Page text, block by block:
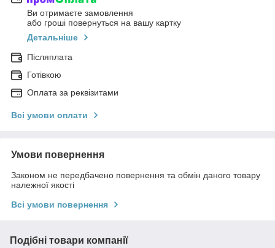
Ви отримаєте замовлення
або гроші повернуться на вашу картку
Детальніше
Післяплата
Готівкою
Оплата за реквізитами
Всі умови оплати
Умови повернення
Законом не передбачено повернення та обмін даного товару
належної якості
Всі умови повернення
Подібні товари компанії